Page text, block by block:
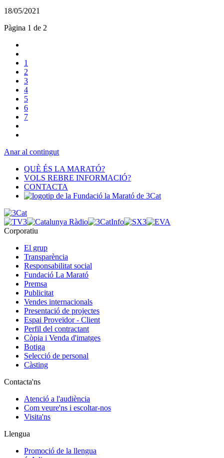
18/05/2021
Pàgina 1 de 2
1
2
3
4
5
6
7
Anar al contingut
QUÈ ÉS LA MARATÓ?
VOLS REBRE INFORMACIÓ?
CONTACTA
Corporatiu
El grup
Transparència
Responsabilitat social
Fundació La Marató
Premsa
Publicitat
Vendes internacionals
Presentació de projectes
Espai Proveïdor - Client
Perfil del contractant
Còpia i Venda d'imatges
Botiga
Selecció de personal
Càsting
Contacta'ns
Atenció a l'audiència
Com veure'ns i escoltar-nos
Visita'ns
Llengua
Promoció de la llengua